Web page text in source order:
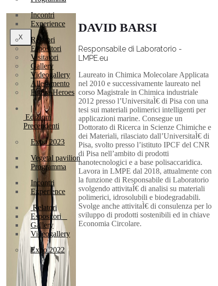
X
Incontri
Experience
Relatori
Espositori
Visitatori
Gallery
Videogallery
Allestimento
Futura Heroes
|
Edizioni
Precendenti
Expo 2023
Vegetal pavilion
Programma
Incontri
Experience
Relatori
Espositori
Gallery
Videogallery
Expo 2022
DAVID BARSI
Responsabile di Laboratorio -
LMPE.eu
Laureato in Chimica Molecolare Applicata
nel 2010 e successivamente laureato nel
corso Magistrale in Chimica industriale
2012 presso l’UniversitaÌ€ di Pisa con una
tesi sui materiali polimerici intelligenti per
applicazioni marine. Consegue un
Dottorato di Ricerca in Scienze Chimiche e
dei Materiali, rilasciato dall’UniversitaÌ€ di
Pisa, svolto presso l’istituto IPCF del CNR
di Pisa nell’ambito di prodotti
nanotecnologici e a base polisaccaridica.
Lavora in LMPE dal 2018, attualmente con
la funzione di Responsabile di Laboratorio
svolgendo attivitaÌ€ di analisi su materiali
polimerici, idrosolubili e biodegradabili.
Svolge anche attivitaÌ€ di consulenza per lo
sviluppo di prodotti sostenibili ed in chiave
Economia Circolare.